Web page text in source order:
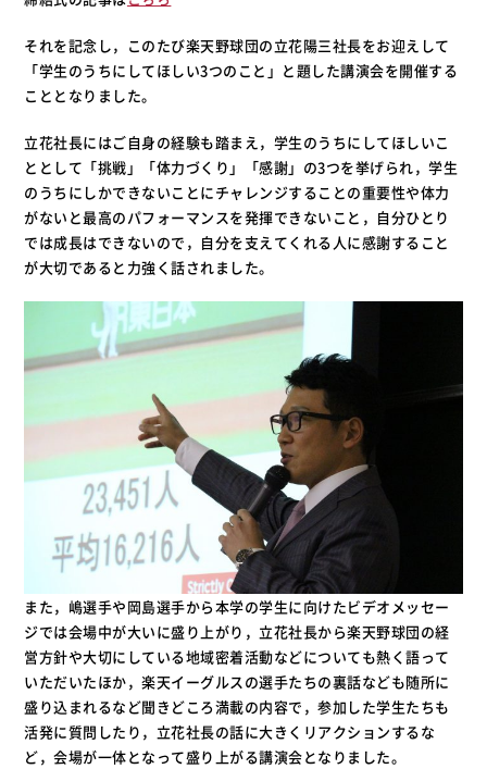
それを記念し，このたび楽天野球団の立花陽三社長をお迎えして
「学生のうちにしてほしい3つのこと」と題した講演会を開催する
こととなりました。
立花社長にはご自身の経験も踏まえ，学生のうちにしてほしいこ
ととして「挑戦」「体力づくり」「感謝」の3つを挙げられ，学生
のうちにしかできないことにチャレンジすることの重要性や体力
がないと最高のパフォーマンスを発揮できないこと，自分ひとり
では成長はできないので，自分を支えてくれる人に感謝すること
が大切であると力強く話されました。
また，嶋選手や岡島選手から本学の学生に向けたビデオメッセー
ジでは会場中が大いに盛り上がり，立花社長から楽天野球団の経
営方針や大切にしている地域密着活動などについても熱く語って
いただいたほか，楽天イーグルスの選手たちの裏話なども随所に
盛り込まれるなど聞きどころ満載の内容で，参加した学生たちも
活発に質問したり，立花社長の話に大きくリアクションするな
ど，会場が一体となって盛り上がる講演会となりました。